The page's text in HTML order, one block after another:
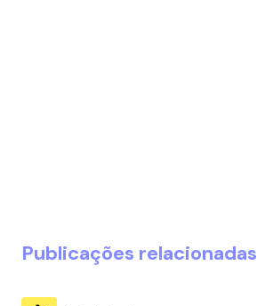
Publicações relacionadas